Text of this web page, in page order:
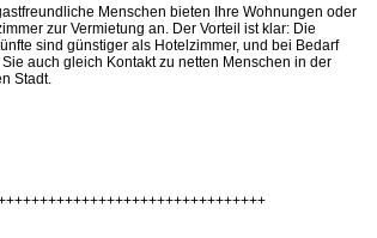
Menschen bieten Ihre Wohnungen oder
zur Vermietung an. Der Vorteil ist klar: Die
sind günstiger als Hotelzimmer, und bei Bedarf
auch gleich Kontakt zu netten Menschen in der
Stadt.